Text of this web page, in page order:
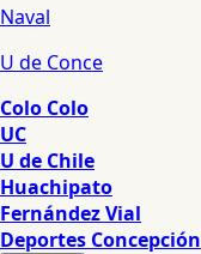
Naval
U de Conce
Colo Colo
UC
U de Chile
Huachipato
Fernández Vial
Deportes Concepción